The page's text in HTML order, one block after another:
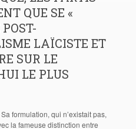
QUE SE «
LAÏCISTE ET
SUR LE
LE PLUS
formulation, qui n’existait pas,
la fameuse distinction entre